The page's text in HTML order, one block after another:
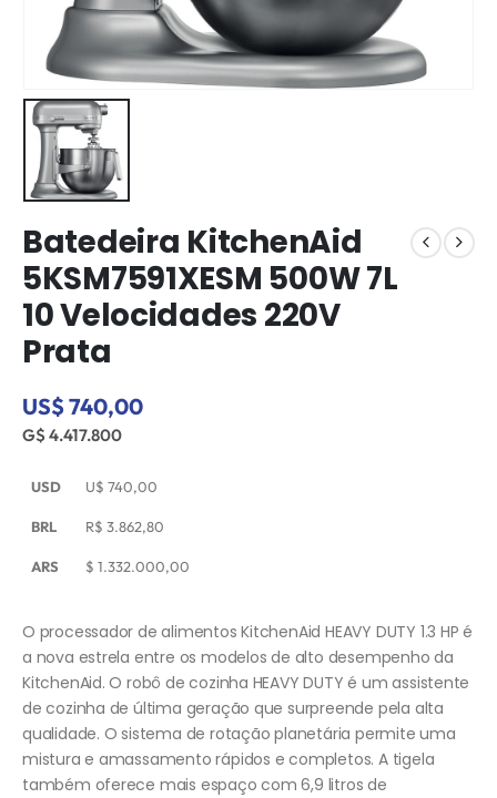
Batedeira KitchenAid
5KSM7591XESM 500W 7L
10 Velocidades 220V 
Prata
US$ 740,00
G$ 4.417.800
USD U$ 740,00
BRL R$ 3.862,80
ARS $ 1.332.000,00
O processador de alimentos KitchenAid HEAVY DUTY 1.3 HP é
a nova estrela entre os modelos de alto desempenho da
KitchenAid. O robô de cozinha HEAVY DUTY é um assistente
de cozinha de última geração que surpreende pela alta
qualidade. O sistema de rotação planetária permite uma
mistura e amassamento rápidos e completos. A tigela
também oferece mais espaço com 6,9 litros de